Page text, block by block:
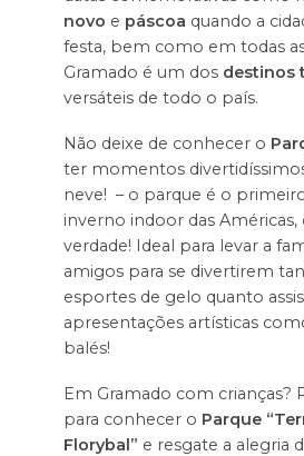
novo e páscoa quando a
festa, bem como em todas
Gramado é um dos destinos
versáteis de todo o país.
Não deixe de conhecer o
ter momentos
neve! – o parque é o
inverno indoor das
verdade! Ideal para levar a
amigos para se divertirem
esportes de gelo quanto
apresentações artísticas
balés!
Em Gramado com crianças?
para conhecer o Parque
Florybal” e resgate a alegria